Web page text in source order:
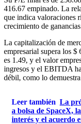
416.67 empinado. La
que indica valoraciones
crecimiento de
La capitalización de
empresarial supera los
es 1.49, y el valor
ingresos y el EBITDA
débil, como lo
Leer también La
a bolsa de SpaceX,
interés y el acuerdo